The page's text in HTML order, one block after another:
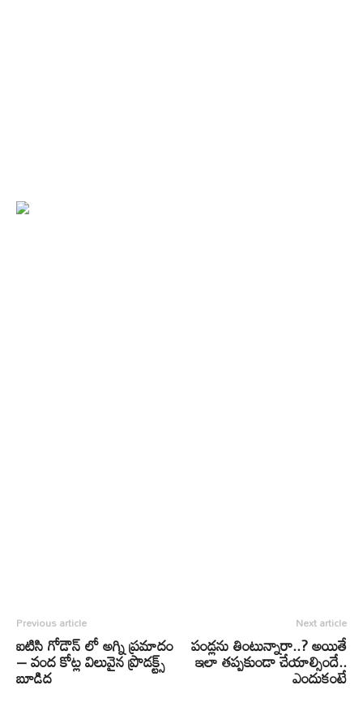
Previous article
ఐటిసి గోడౌన్ లో అగ్ని ప్రమాదం
– వంద కోట్ల విలువైన ప్రొడక్ట్స్
బూడిద
Next article
పండ్ల‌ను తింటున్నారా..? అయితే
ఇలా తప్ప‌కుండా చేయాల్సిందే..
ఎందుకంటే